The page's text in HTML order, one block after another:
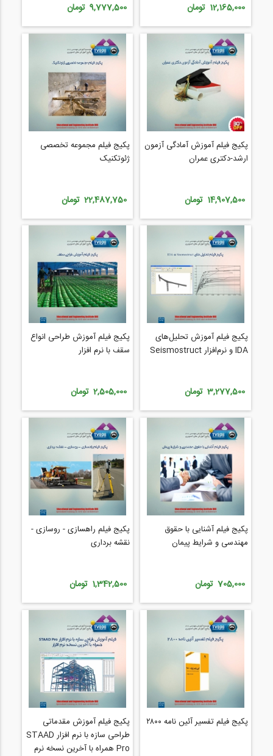
12,165,000 تومان 9,777,500 تومان
پکیج فیلم آموزش آمادگی آزمون
ارشد-دکتری عمران
14,907,500 تومان
پکیج فیلم مجموعه تخصصی
ژئوتکنیک
22,487,750 تومان
پکیج فیلم آموزش تحلیل‌های
IDA و نرم‌افزار Seismostruct
3,277,500 تومان
پکیج فیلم آموزش طراحی انواع
سقف با نرم افزار
2,505,000 تومان
پکیج فیلم آشنایی با حقوق
مهندسی و شرایط پیمان
705,000 تومان
پکیج فیلم راهسازی - روسازی -
نقشه برداری
1,342,500 تومان
پکیج فیلم تفسیر آئین نامه ۲۸۰۰
پکیج فیلم آموزش مقدماتی
طراحی سازه با نرم افزار STAAD
Pro همراه با آخرین نسخه نرم